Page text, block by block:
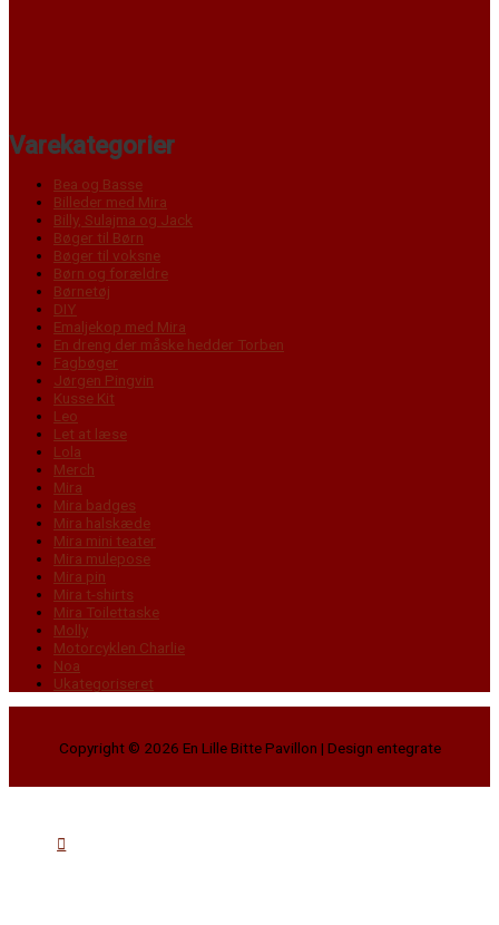
Varekategorier
Bea og Basse
Billeder med Mira
Billy, Sulajma og Jack
Bøger til Børn
Bøger til voksne
Børn og forældre
Børnetøj
DIY
Emaljekop med Mira
En dreng der måske hedder Torben
Fagbøger
Jørgen Pingvin
Kusse Kit
Leo
Let at læse
Lola
Merch
Mira
Mira badges
Mira halskæde
Mira mini teater
Mira mulepose
Mira pin
Mira t-shirts
Mira Toilettaske
Molly
Motorcyklen Charlie
Noa
Ukategoriseret
Copyright © 2026 En Lille Bitte Pavillon | Design entegrate